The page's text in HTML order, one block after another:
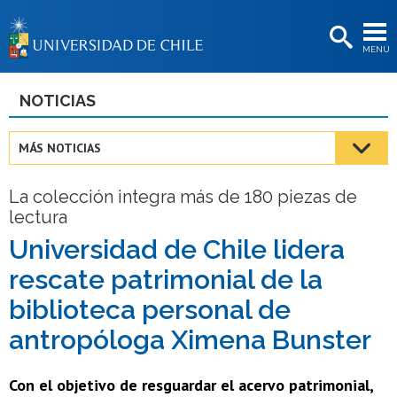
MENÚ
BIBLIOTECAS
Estudiantes
Académicas/os
Funcionarias/os
Egresadas/os
NOTICIAS
MÁS NOTICIAS
La colección integra más de 180 piezas de
lectura
Universidad de Chile lidera
rescate patrimonial de la
biblioteca personal de
antropóloga Ximena Bunster
Con el objetivo de resguardar el acervo patrimonial,